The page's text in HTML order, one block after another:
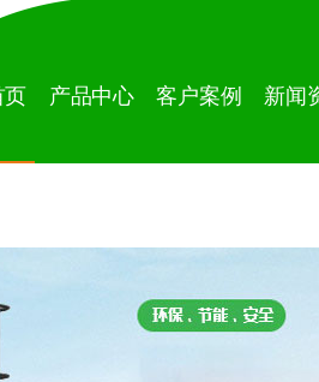
页 产品中心 客户案例 新闻